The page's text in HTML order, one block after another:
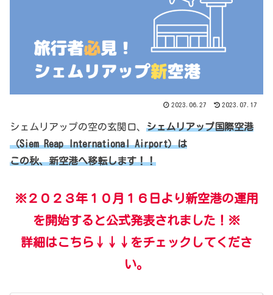
2023.06.27 2023.07.17
シェムリアップの空の玄関口、 シェムリアップ国際空港
（Siem Reap International Airport）は
この秋、新空港へ移転します！！
※２０２３年１０月１６日より新空港の運用
を開始すると公式発表されました！※
詳細はこちら↓↓↓をチェックしてくださ
い。